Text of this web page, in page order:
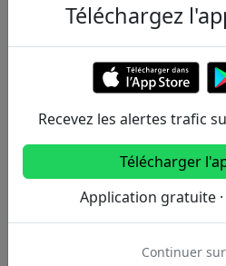
A B C
Transilien
H J K
Téléchargez
Recevez les alertes trafic
Télécharger
Application gratuite
Continuer